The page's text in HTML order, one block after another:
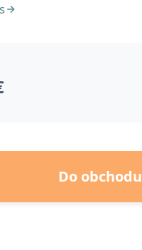
Do obchodu